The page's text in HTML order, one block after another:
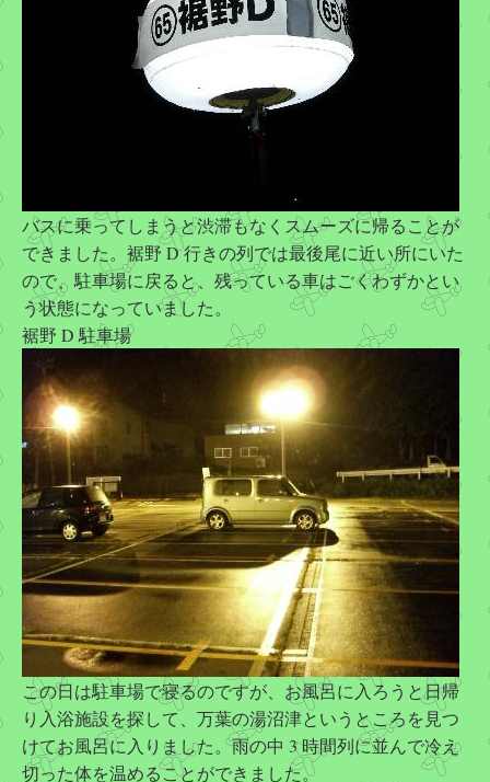
バスに乗ってしまうと渋滞もなくスムーズに帰ることが
できました。裾野 D 行きの列では最後尾に近い所にいた
ので、駐車場に戻ると、残っている車はごくわずかとい
う状態になっていました。
裾野 D 駐車場
この日は駐車場で寝るのですが、お風呂に入ろうと日帰
り入浴施設を探して、万葉の湯沼津というところを見つ
けてお風呂に入りました。雨の中 3 時間列に並んで冷え
切った体を温めることができました。